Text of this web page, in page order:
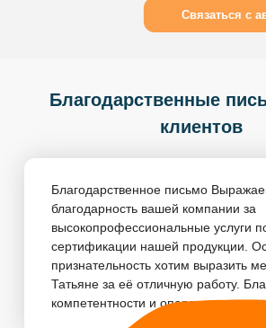
Связаться с
Благодарственные
клиентов
Благодарственное письмо
благодарность вашей компании за
высокопрофессиональные услуги
сертификации нашей продукции.
признательность хотим выразить
Татьяне за её отличную работу.
компетентности и оперативности,